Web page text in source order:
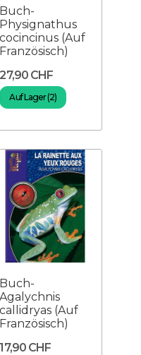
Buch-
Physignathus
cocincinus (Auf
Französisch)
27,90 CHF
Auf Lager (2)
Buch-
Agalychnis
callidryas (Auf
Französisch)
17,90 CHF